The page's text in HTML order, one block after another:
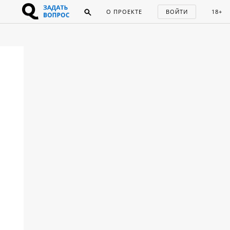
О ПРОЕКТЕ ВОЙТИ 18+